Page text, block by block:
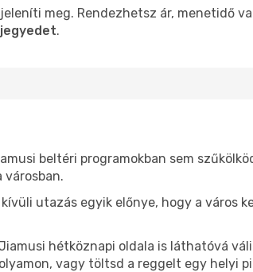
meg. Rendezhetsz ár, menetidő
.
beltéri programokban sem
utazás egyik előnye, hogy a
hétköznapi oldala is láthatóvá
vagy töltsd a reggelt egy helyi